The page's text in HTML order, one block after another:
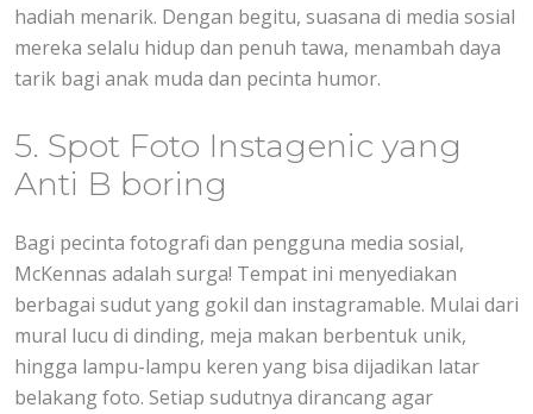
hadiah menarik. Dengan begitu, suasana di media sosial
mereka selalu hidup dan penuh tawa, menambah daya
tarik bagi anak muda dan pecinta humor.
5. Spot Foto Instagenic yang
Anti B boring
Bagi pecinta fotografi dan pengguna media sosial,
McKennas adalah surga! Tempat ini menyediakan
berbagai sudut yang gokil dan instagramable. Mulai dari
mural lucu di dinding, meja makan berbentuk unik,
hingga lampu-lampu keren yang bisa dijadikan latar
belakang foto. Setiap sudutnya dirancang agar